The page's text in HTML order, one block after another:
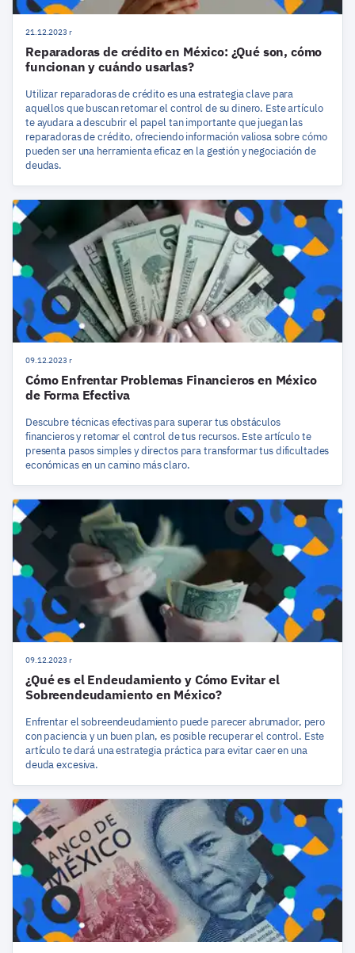
21.12.2023 r
Reparadoras de crédito en México: ¿Qué son, cómo
funcionan y cuándo usarlas?
Utilizar reparadoras de crédito es una estrategia clave para
aquellos que buscan retomar el control de su dinero. Este artículo
te ayudara a descubrir el papel tan importante que juegan las
reparadoras de crédito, ofreciendo información valiosa sobre cómo
pueden ser una herramienta eficaz en la gestión y negociación de
deudas.
09.12.2023 r
Cómo Enfrentar Problemas Financieros en México
de Forma Efectiva
Descubre técnicas efectivas para superar tus obstáculos
financieros y retomar el control de tus recursos. Este artículo te
presenta pasos simples y directos para transformar tus dificultades
económicas en un camino más claro.
09.12.2023 r
¿Qué es el Endeudamiento y Cómo Evitar el
Sobreendeudamiento en México?
Enfrentar el sobreendeudamiento puede parecer abrumador, pero
con paciencia y un buen plan, es posible recuperar el control. Este
artículo te dará una estrategia práctica para evitar caer en una
deuda excesiva.